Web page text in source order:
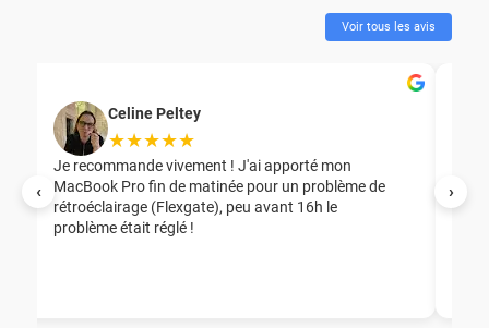
‹ ›
Voir tous les avis
Celine Peltey
★★★★★
Je recommande vivement ! J'ai apporté mon
MacBook Pro fin de matinée pour un problème de
rétroéclairage (Flexgate), peu avant 16h le
problème était réglé !